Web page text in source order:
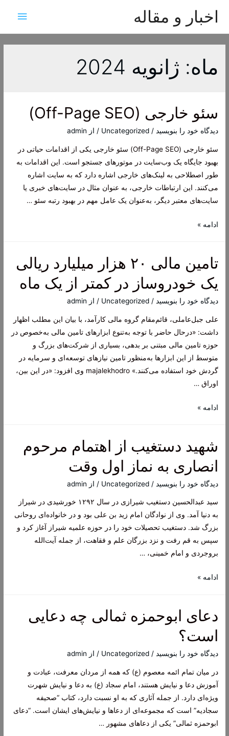
اخبار و مقاله
اصلی
ماه: ژانویه 2024
سئو خارجی (Off-Page SEO)
دیدگاه‌ خود را بنویسید /
Uncategorized / از admin
سئو خارجی (Off-Page SEO) سئو خارجی یکی از اقدامات حیاتی در
بهبود جایگاه یک وب‌سایت در موتورهای جستجو است. این اقدامات به
طور اصطلاحی به لینک‌های خارجی اشاره دارد که به سایت اشاره
می‌کنند. این ارتباطات خارجی، به عنوان مثال در سایت‌های خبری یا
سایت‌های معتبر دیگر، به‌عنوان یک عامل مهم در بهبود رتبه سئو …
سئو
Page
SEO)
ادامه »
تامین مالی ۲۰ هزار میلیارد ریالی
یک خودروساز در کمتر از یک ماه
دیدگاه‌ خود را بنویسید /
Uncategorized / از admin
علی جبل‌عاملی، قائم‌مقام گروه مالی کارآمد، با بیان این مطلب اظهار
داشت: «درحال ‌حاضر با توجه به‌تنوع ابزارهای تامین مالی به‌خصوص در
حوزه تامین مالی مبتنی بر بدهی، بسیاری از شرکت‌های بزرگ و
متوسط از این ابزارها به‌منظور تامین نیازهای توسعه‌ای و سرمایه در
گردش خود استفاده می‌کنند.» majalekhodro وی افزود: «در این بین،
اوراق …
تامین
هزار
میلیارد
ریالی
یک
کمتر
از
یک
ماه
ادامه »
شهید دستغیب از اهتمام مرحوم
انصاری به نماز اول وقت
دیدگاه‌ خود را بنویسید /
Uncategorized / از admin
سید عبدالحسین دستغیب شیرازی در سال ۱۲۹۲ خورشیدی در شیراز
به دنیا آمد. وی از نوادگان امام زید بن علی بود و در خانواده‌ای روحانی
بزرگ شد. دستغیب تحصیلات خود را در حوزه علمیه شیراز آغاز کرد و
سپس به قم رفت و نزد بزرگان علم و فقاهت، از جمله آیت‌الله
بروجردی و امام خمینی، …
شهید
اهتمام
مرحوم
انصاری
به
اول
وقت
ادامه »
دعای ابوحمزه ثمالی چه دعایی
است؟
دیدگاه‌ خود را بنویسید /
Uncategorized / از admin
در میان تمام ائمه معصوم (ع) که همه از مردان معرفت، عبادت و
آموزش دعا و نیایش هستند، امام سجاد (ع) به دعا و نیایش شهرت
ویژه‌ای دارد. از جمله آثاری که به او نسبت دارد، کتاب “صحیفه
سجادیه” است که مجموعه‌ای از دعاها و نیایش‌های ایشان است. “دعای
ابوحمزه ثمالی” یکی از دعاهای مشهور …